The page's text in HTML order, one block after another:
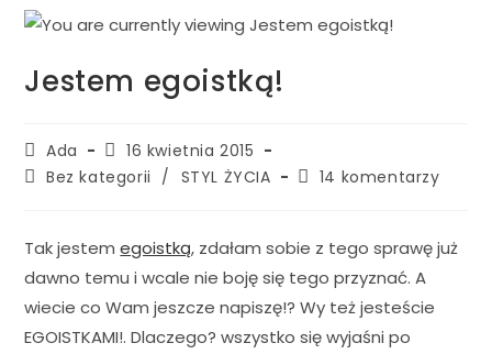
Jestem egoistką!
Ada
16 kwietnia 2015
Bez kategorii / STYL ŻYCIA 14 komentarzy
Tak jestemegoistką, zdałam sobie z tego sprawę już
dawno temu i wcale nie boję się tego przyznać. A
wiecie co Wam jeszcze napiszę!? Wy też jesteście
EGOISTKAMI!. Dlaczego? wszystko się wyjaśni po